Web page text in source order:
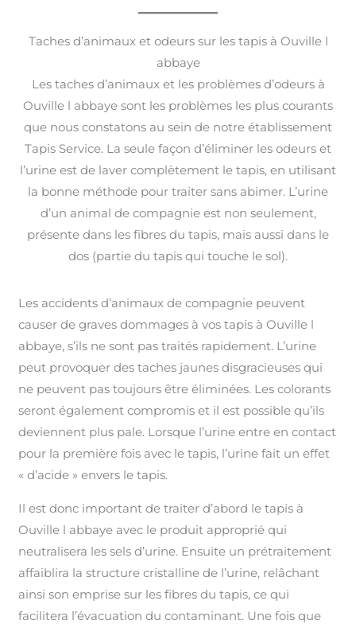
Taches d’animaux et odeurs sur les tapis à Ouville l
abbaye
Les taches d’animaux et les problèmes d’odeurs à
Ouville l abbaye sont les problèmes les plus courants
que nous constatons au sein de notre établissement
Tapis Service. La seule façon d’éliminer les odeurs et
l’urine est de laver complètement le tapis, en utilisant
la bonne méthode pour traiter sans abimer. L’urine
d’un animal de compagnie est non seulement,
présente dans les fibres du tapis, mais aussi dans le
dos (partie du tapis qui touche le sol).
Les accidents d’animaux de compagnie peuvent
causer de graves dommages à vos tapis à Ouville l
abbaye, s’ils ne sont pas traités rapidement. L’urine
peut provoquer des taches jaunes disgracieuses qui
ne peuvent pas toujours être éliminées. Les colorants
seront également compromis et il est possible qu’ils
deviennent plus pale. Lorsque l’urine entre en contact
pour la première fois avec le tapis, l’urine fait un effet
« d’acide » envers le tapis.
Il est donc important de traiter d’abord le tapis à
Ouville l abbaye avec le produit approprié qui
neutralisera les sels d’urine. Ensuite un prétraitement
affaiblira la structure cristalline de l’urine, relâchant
ainsi son emprise sur les fibres du tapis, ce qui
facilitera l’évacuation du contaminant. Une fois que